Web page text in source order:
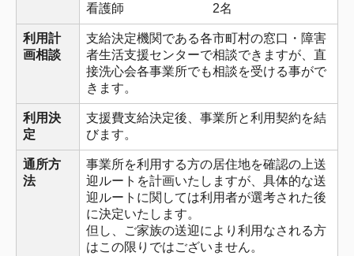
看護師 2名
利用計
画相談
支給決定機関である各市町村の窓口・障害
者生活支援センターで相談できますが、直
接洗心会各事業所でも相談を受ける事がで
きます。
利用決
定
支援費支給決定後、事業所と利用契約を結
びます。
通所方
法
事業所を利用する方の居住地を確認の上送
迎ルートを計画いたしますが、具体的な送
迎ルートに関しては利用者が選考された後
に決定いたします。
但し、ご家族の送迎により利用なされる方
はこの限りではございません。